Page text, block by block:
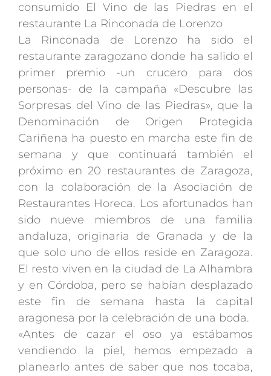
consumido El Vino de las Piedras en el
restaurante La Rinconada de Lorenzo
La Rinconada de Lorenzo ha sido el
restaurante zaragozano donde ha salido el
primer premio -un crucero para dos
personas- de la campaña «Descubre las
Sorpresas del Vino de las Piedras», que la
Denominación de Origen Protegida
Cariñena ha puesto en marcha este fin de
semana y que continuará también el
próximo en 20 restaurantes de Zaragoza,
con la colaboración de la Asociación de
Restaurantes Horeca. Los afortunados han
sido nueve miembros de una familia
andaluza, originaria de Granada y de la
que solo uno de ellos reside en Zaragoza.
El resto viven en la ciudad de La Alhambra
y en Córdoba, pero se habían desplazado
este fin de semana hasta la capital
aragonesa por la celebración de una boda.
«Antes de cazar el oso ya estábamos
vendiendo la piel, hemos empezado a
planearlo antes de saber que nos tocaba,